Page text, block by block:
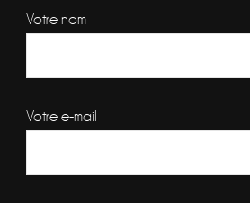
Votre nom
Votre e-mail